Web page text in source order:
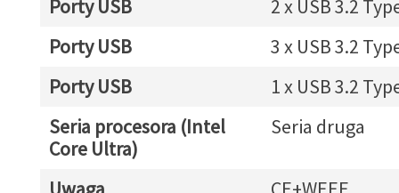
Porty USB
2 x USB 3.2
Porty USB
3 x USB 3.2
Porty USB
1 x USB 3.2
Seria procesora (Intel
Core Ultra)
Seria druga